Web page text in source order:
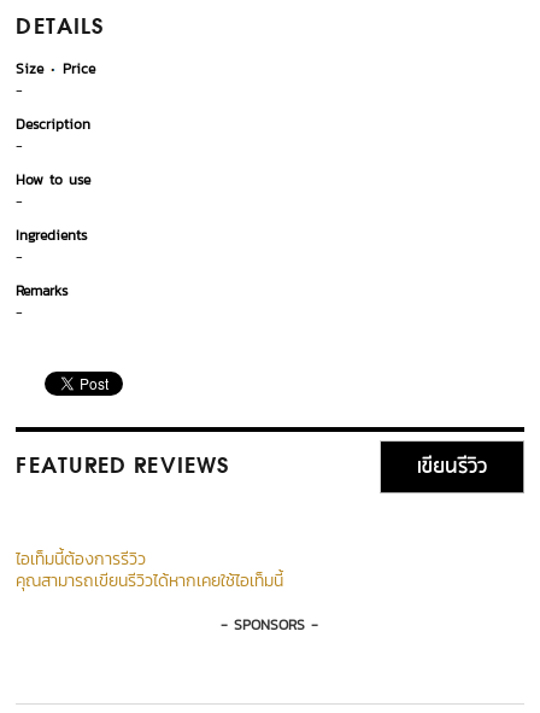
DETAILS
Size
Price
-
Description
-
How to use
-
Ingredients
-
Remarks
-
FEATURED REVIEWS เขียนรีวิว
ไอเท็มนี้ต้องการรีวิว
คุณสามารถเขียนรีวิวได้หากเคยใช้ไอเท็มนี้
- SPONSORS -